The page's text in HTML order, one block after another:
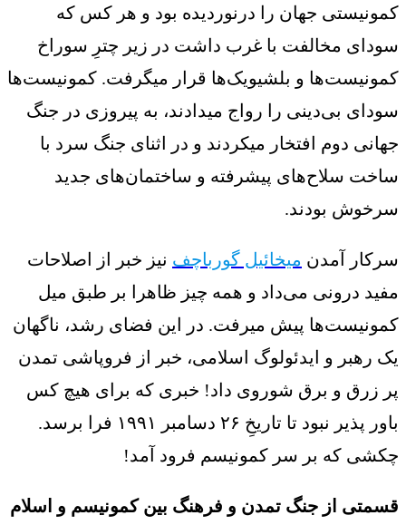
کمونیستی جهان را درنوردیده بود و هر کس که
سودای مخالفت با غرب داشت در زیر چترِ سوراخ
کمونیست‌ها و بلشیویک‌ها قرار میگرفت. کمونیست‌ها
سودای بی‌دینی را رواج میدادند، به پیروزی در جنگ
جهانی دوم افتخار میکردند و در اثنای جنگ سرد با
ساخت سلاح‌های پیشرفته و ساختمان‌های جدید
سرخوش بودند.
سرکار آمدن میخائیل گورباچف نیز خبر از اصلاحات
مفید درونی می‌داد و همه چیز ظاهرا بر طبق میل
کمونیست‌ها پیش میرفت. در این فضای رشد، ناگهان
یک رهبر و ایدئولوگ اسلامی، خبر از فروپاشی تمدن
پر زرق و برق شوروی داد! خبری که برای هیچ کس
باور پذیر نبود تا تاریخِ ۲۶ دسامبر ۱۹۹۱ فرا برسد.
چکشی که بر سر کمونیسم فرود آمد!
قسمتی از جنگ تمدن و فرهنگ بین کمونیسم و اسلام